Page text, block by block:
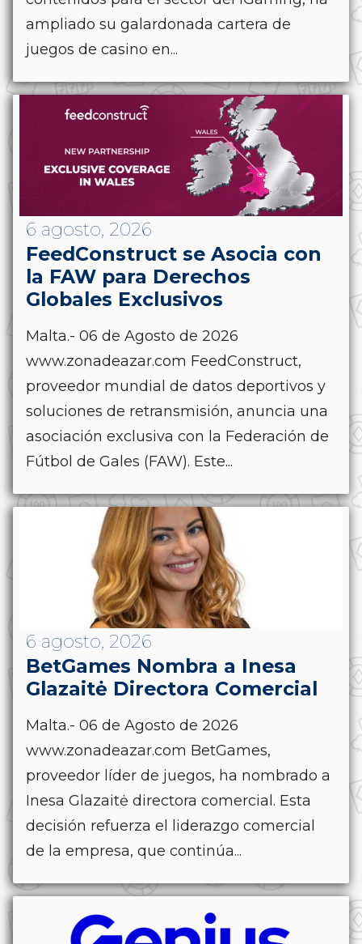
ampliado su galardonada cartera de
juegos de casino en...
6 agosto, 2026
FeedConstruct se Asocia con
la FAW para Derechos
Globales Exclusivos
Malta.- 06 de Agosto de 2026
www.zonadeazar.com FeedConstruct,
proveedor mundial de datos deportivos y
soluciones de retransmisión, anuncia una
asociación exclusiva con la Federación de
Fútbol de Gales (FAW). Este...
6 agosto, 2026
BetGames Nombra a Inesa
Glazaitė Directora Comercial
Malta.- 06 de Agosto de 2026
www.zonadeazar.com BetGames,
proveedor líder de juegos, ha nombrado a
Inesa Glazaitė directora comercial. Esta
decisión refuerza el liderazgo comercial
de la empresa, que continúa...